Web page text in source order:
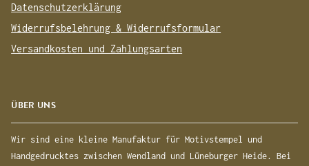
Datenschutzerklärung
Widerrufsbelehrung & Widerrufsformular
Versandkosten und Zahlungsarten
ÜBER UNS
Wir sind eine kleine Manufaktur für Motivstempel und
Handgedrucktes zwischen Wendland und Lüneburger Heide. Bei